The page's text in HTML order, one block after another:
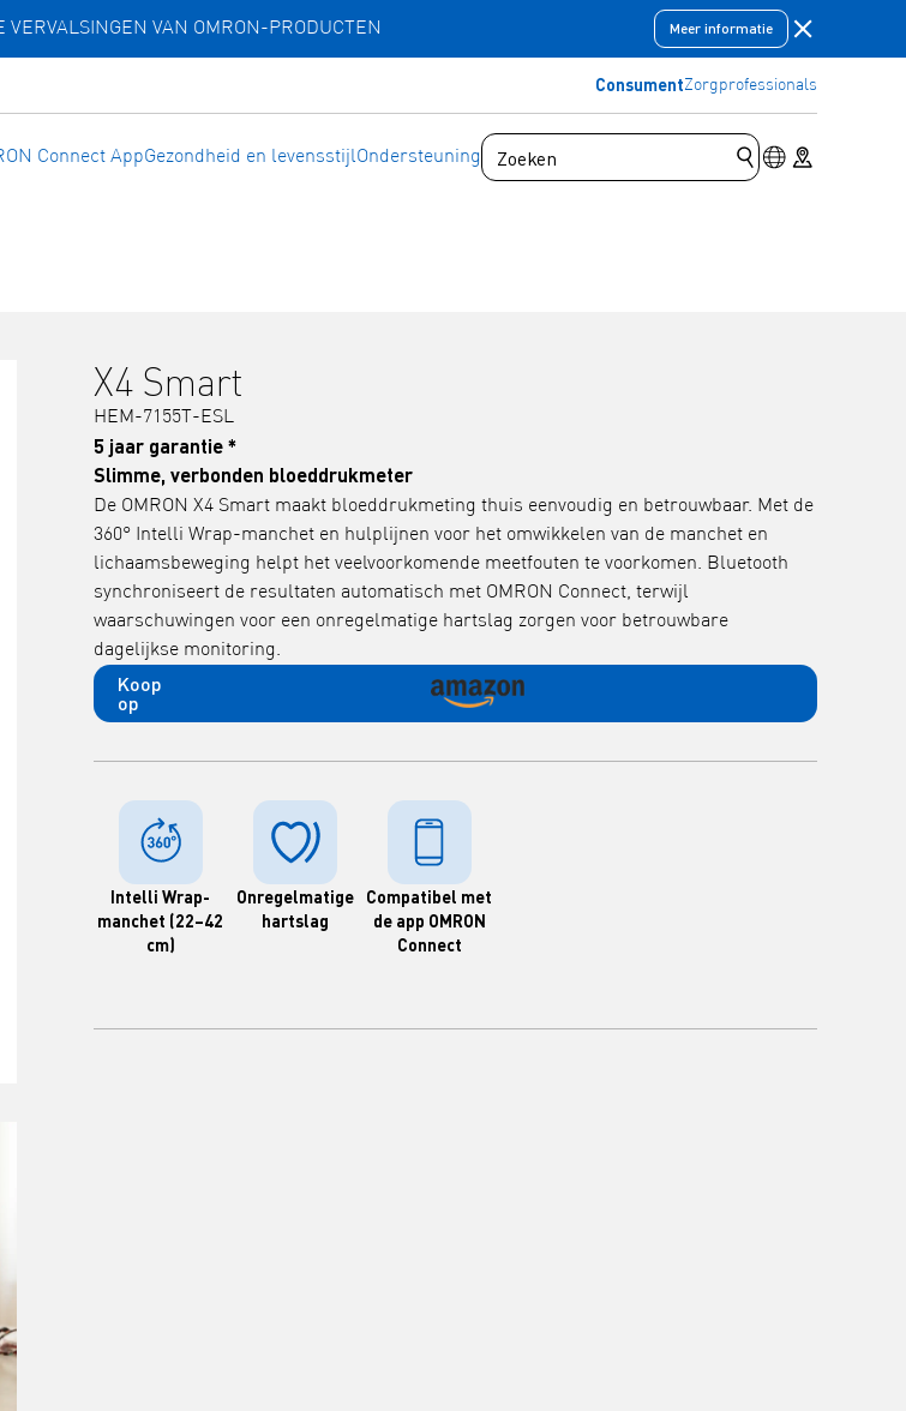
VERVALSINGEN VAN OMRON-PRODUCTEN Meer informatie
ConsumentZorgprofessionals
Connect AppGezondheid en levensstijlOndersteuning
Zoekopdracht
Schakelaar
Store locator
X4 Smart
HEM-7155T-ESL
5 jaar garantie *
Slimme, verbonden bloeddrukmeter
De OMRON X4 Smart maakt bloeddrukmeting thuis eenvoudig en betrouwbaar. Met de
360° Intelli Wrap-manchet en hulplijnen voor het omwikkelen van de manchet en
lichaamsbeweging helpt het veelvoorkomende meetfouten te voorkomen. Bluetooth
synchroniseert de resultaten automatisch met OMRON Connect, terwijl
waarschuwingen voor een onregelmatige hartslag zorgen voor betrouwbare
dagelijkse monitoring.
Koop
op
Intelli Wrap-
manchet (22–42
cm)
Onregelmatige
hartslag
Compatibel met
de app OMRON
Connect